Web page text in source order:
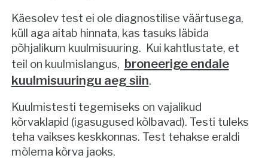
Käesolev test ei ole diagnostilise väärtusega,
küll aga aitab hinnata, kas tasuks läbida
põhjalikum kuulmisuuring. Kui kahtlustate, et
teil on kuulmislangus, broneerige endale
kuulmisuuringu aeg siin.
Kuulmistesti tegemiseks on vajalikud
kõrvaklapid (igasugused kõlbavad). Testi tuleks
teha vaikses keskkonnas. Test tehakse eraldi
mõlema kõrva jaoks.